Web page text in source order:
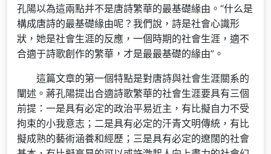
孔陽以為這兩點并不是唐詩繁華的最基礎緣由。“什么是
構成唐詩的最基礎緣由呢？我們說，詩是社會心識形
狀，她是社會生涯的反應，一個時期的社會生涯，適不
合適于詩歌創作的繁華，才是最最基礎的緣由”。
這篇文章的第一個特點是對唐詩與社會生涯關系的
闡述。蔣孔陽提出合適詩歌繁華的社會生涯要具有三個
前提：一是具有必定的政治平易近主，有比擬自力不受
拘束的小我意志；二是具有必定的汗青文明傳統，有比
擬成熟的藝術涵養和經歷；三是具有必定的遼闊的社會